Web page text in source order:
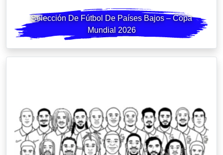
Selección De Fútbol De Países Bajos – Copa
Mundial 2026